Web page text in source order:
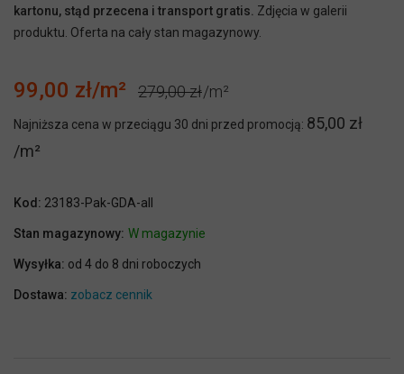
kartonu, stąd przecena i transport gratis. Zdjęcia w galerii
produktu. Oferta na cały stan magazynowy.
99,00 zł 279,00 zł
Najniższa cena w przeciągu 30 dni przed promocją: 85,00 zł
Kod: 23183-Pak-GDA-all
Stan magazynowy: W magazynie
Wysyłka: od 4 do 8 dni roboczych
Dostawa: zobacz cennik